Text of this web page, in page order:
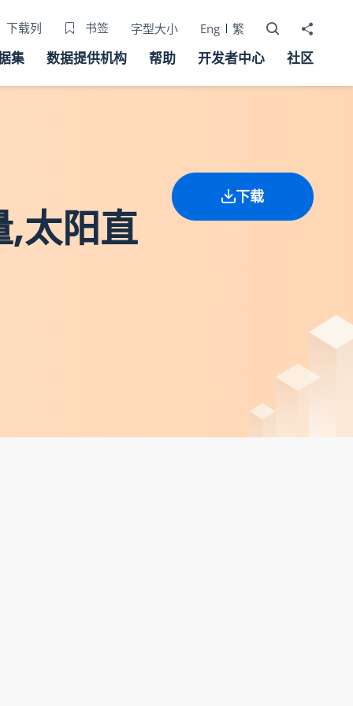
下载列 书签 字型大小 Eng 繁 打开搜寻器
分享至
集 数据提供机构 帮助 开发者中心 社区
,太阳直
下载